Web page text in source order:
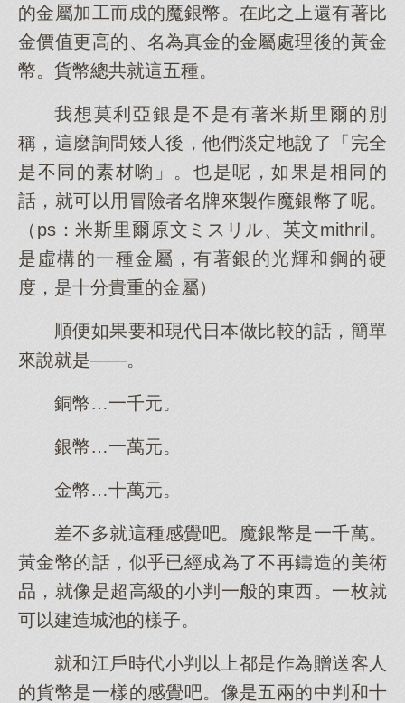
的金屬加工而成的魔銀幣。在此之上還有著比
金價值更高的、名為真金的金屬處理後的黃金
幣。貨幣總共就這五種。
我想莫利亞銀是不是有著米斯里爾的別
稱，這麼詢問矮人後，他們淡定地說了「完全
是不同的素材喲」。也是呢，如果是相同的
話，就可以用冒險者名牌來製作魔銀幣了呢。
（ps：米斯里爾原文ミスリル、英文mithril。
是虛構的一種金屬，有著銀的光輝和鋼的硬
度，是十分貴重的金屬）
順便如果要和現代日本做比較的話，簡單
來說就是——。
銅幣…一千元。
銀幣…一萬元。
金幣…十萬元。
差不多就這種感覺吧。魔銀幣是一千萬。
黃金幣的話，似乎已經成為了不再鑄造的美術
品，就像是超高級的小判一般的東西。一枚就
可以建造城池的樣子。
就和江戶時代小判以上都是作為贈送客人
的貨幣是一樣的感覺吧。像是五兩的中判和十